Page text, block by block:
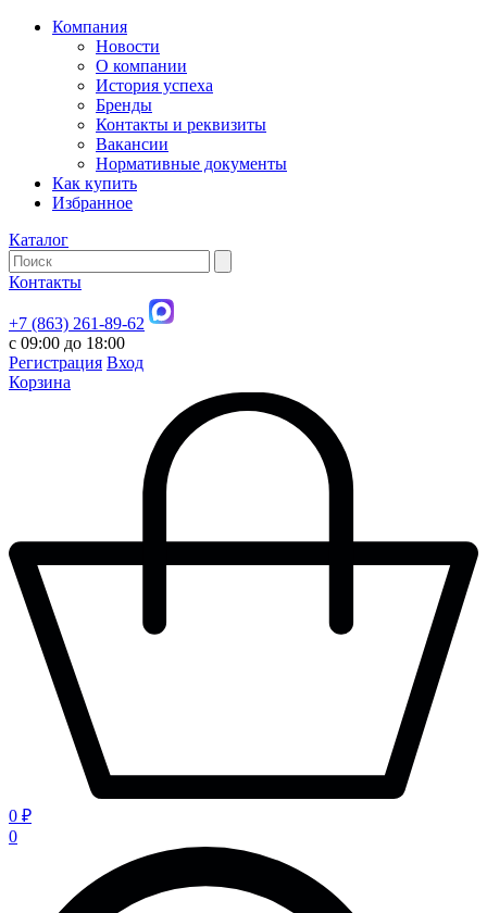
Компания
Новости
О компании
История успеха
Бренды
Контакты и реквизиты
Вакансии
Нормативные документы
Как купить
Избранное
Каталог
Контакты
+7 (863) 261-89-62
с 09:00 до 18:00
Регистрация Вход
Корзина
0 ₽
0